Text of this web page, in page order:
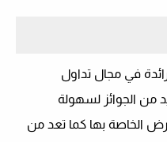
في مجال تداول
من الجوائز لسهولة
الخاصة بها كما تعد من